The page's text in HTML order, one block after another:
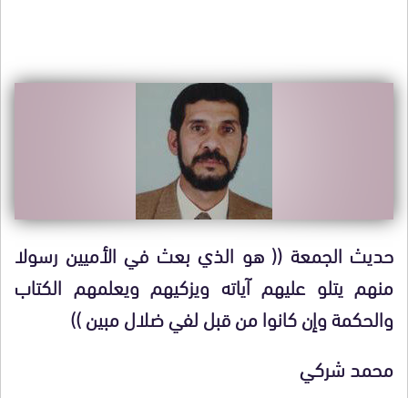
حديث الجمعة (( هو الذي بعث في الأميين رسولا
منهم يتلو عليهم آياته ويزكيهم ويعلمهم الكتاب
والحكمة وإن كانوا من قبل لفي ضلال مبين ))
محمد شركي